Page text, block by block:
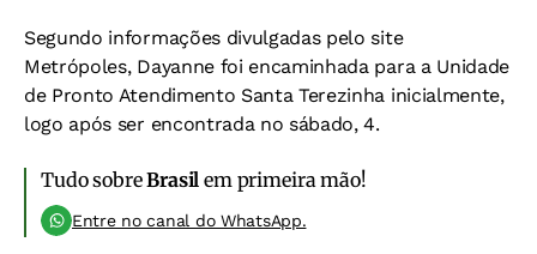
Segundo informações divulgadas pelo site
Metrópoles, Dayanne foi encaminhada para a Unidade
de Pronto Atendimento Santa Terezinha inicialmente,
logo após ser encontrada no sábado, 4.
Tudo sobreBrasil em primeira mão!
Entre no canal do WhatsApp.